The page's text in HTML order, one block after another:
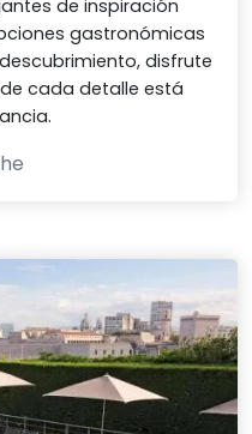
de inspiración
gastronómicas
disfrute
cada detalle está